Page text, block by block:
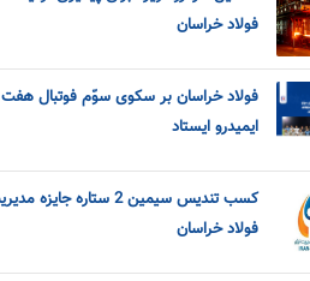
فولاد خراسان
فولاد خراسان بر سکوی سوّم فوتبال
ایمیدرو ایستاد
کسب تندیس سیمین 2
فولاد خراسان